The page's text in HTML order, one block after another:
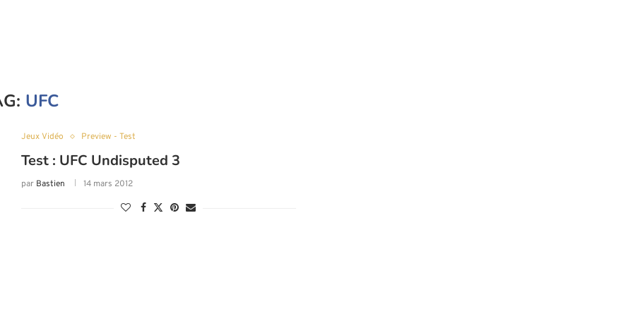
UFC
Jeux Vidéo Preview - Test
Test : UFC Undisputed 3
par Bastien 14 mars 2012